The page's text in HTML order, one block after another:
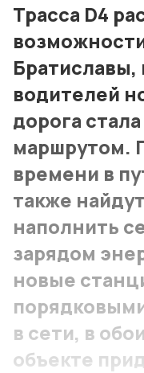
Условия
Политика
Трасса D4
Братиславы,
водителей
дорога
маршрутом.
времени в
также
наполнить
зарядом
новые
в сети, в
объекте